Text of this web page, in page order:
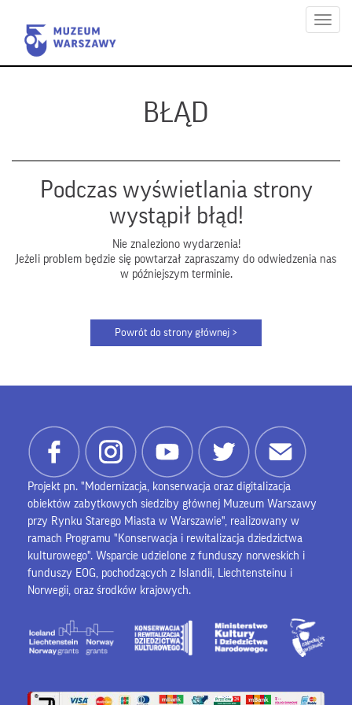
Menu
BŁĄD
Podczas wyświetlania strony
wystąpił błąd!
Nie znaleziono wydarzenia!
Jeżeli problem będzie się powtarzał zapraszamy do odwiedzenia nas
w późniejszym terminie.
Projekt pn. "Modernizacja, konserwacja oraz digitalizacja
obiektów zabytkowych siedziby głównej Muzeum Warszawy
przy Rynku Starego Miasta w Warszawie", realizowany w
ramach Programu "Konserwacja i rewitalizacja dziedzictwa
kulturowego". Wsparcie udzielone z funduszy norweskich i
funduszy EOG, pochodzących z Islandii, Liechtensteinu i
Norwegii, oraz środków krajowych.